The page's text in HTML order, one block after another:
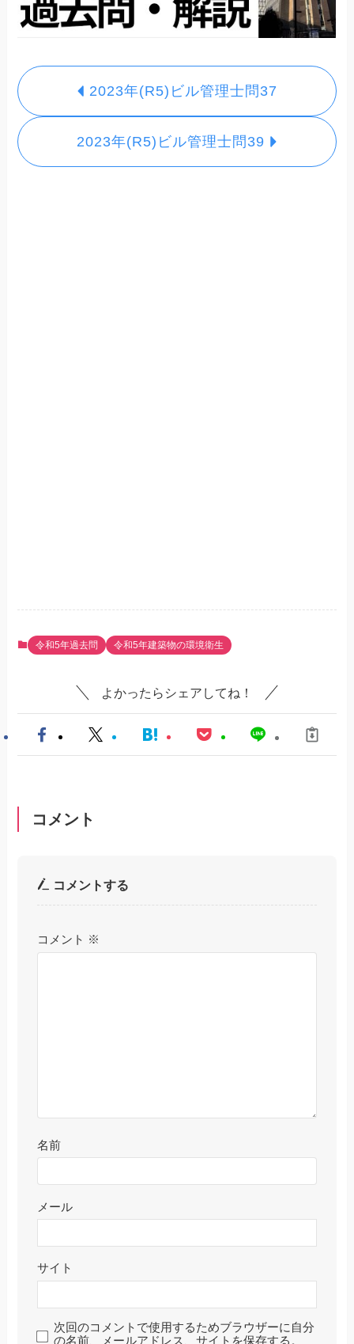
2023年(R5)ビル管理士問37
2023年(R5)ビル管理士問39
令和5年過去問 令和5年建築物の環境衛生
よかったらシェアしてね！
コメント
コメントする
コメント ※
名前
メール
サイト
次回のコメントで使用するためブラウザーに自分
の名前、メールアドレス、サイトを保存する。